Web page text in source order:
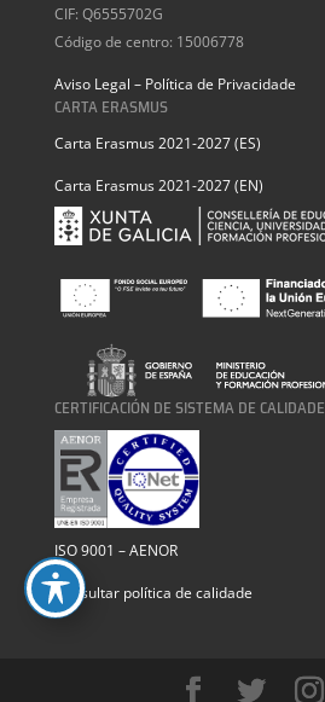
CIF: Q6555702G
Código de centro: 15006778
Aviso Legal – Política de Privacidade
CARTA ERASMUS
Carta Erasmus 2021-2027 (ES)
Carta Erasmus 2021-2027 (EN)
CERTIFICACIÓN DE SISTEMA DE CALIDADE
ISO 9001 – AENOR
Consultar política de calidade